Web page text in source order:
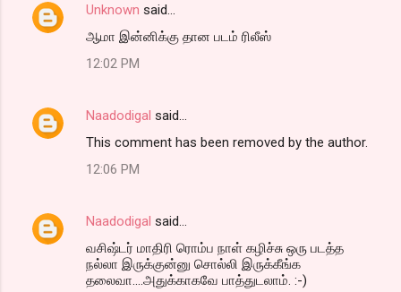
Unknown said…
ஆமா இன்னிக்கு தான படம் ரிலீஸ்
12:02 PM
Naadodigal said…
This comment has been removed by the author.
12:06 PM
Naadodigal said…
வசிஷ்டர் மாதிரி ரொம்ப நாள் கழிச்சு ஒரு படத்த
நல்லா இருக்குன்னு சொல்லி இருக்கீங்க
தலைவா....அதுக்காகவே பாத்துடலாம். :-)